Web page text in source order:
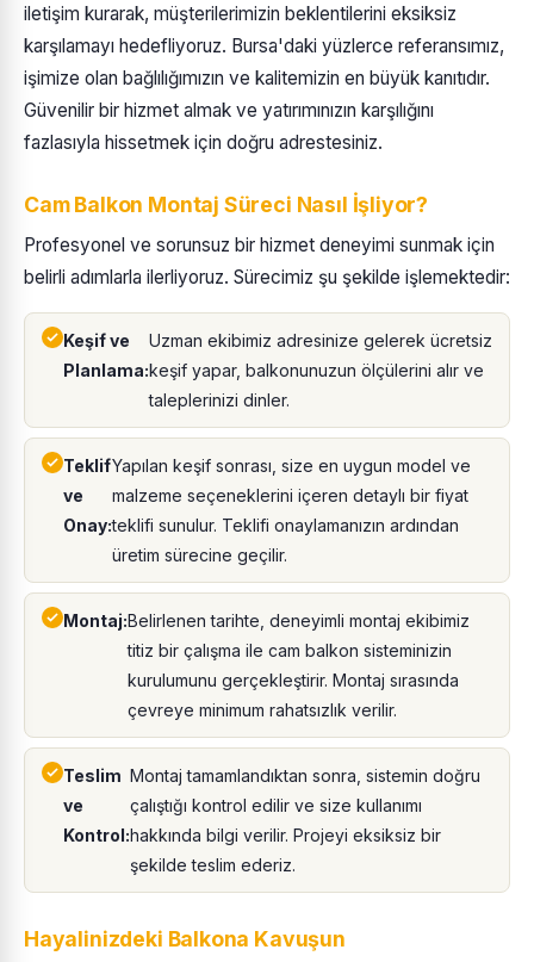
iletişim kurarak, müşterilerimizin beklentilerini eksiksiz
karşılamayı hedefliyoruz. Bursa'daki yüzlerce referansımız,
işimize olan bağlılığımızın ve kalitemizin en büyük kanıtıdır.
Güvenilir bir hizmet almak ve yatırımınızın karşılığını
fazlasıyla hissetmek için doğru adrestesiniz.
Cam Balkon Montaj Süreci Nasıl İşliyor?
Profesyonel ve sorunsuz bir hizmet deneyimi sunmak için
belirli adımlarla ilerliyoruz. Sürecimiz şu şekilde işlemektedir:
Keşif ve
Planlama:
Uzman ekibimiz adresinize gelerek ücretsiz
keşif yapar, balkonunuzun ölçülerini alır ve
taleplerinizi dinler.
Teklif
ve
Onay:
Yapılan keşif sonrası, size en uygun model ve
malzeme seçeneklerini içeren detaylı bir fiyat
teklifi sunulur. Teklifi onaylamanızın ardından
üretim sürecine geçilir.
Montaj:Belirlenen tarihte, deneyimli montaj ekibimiz
titiz bir çalışma ile cam balkon sisteminizin
kurulumunu gerçekleştirir. Montaj sırasında
çevreye minimum rahatsızlık verilir.
Teslim
ve
Kontrol:
Montaj tamamlandıktan sonra, sistemin doğru
çalıştığı kontrol edilir ve size kullanımı
hakkında bilgi verilir. Projeyi eksiksiz bir
şekilde teslim ederiz.
Hayalinizdeki Balkona Kavuşun